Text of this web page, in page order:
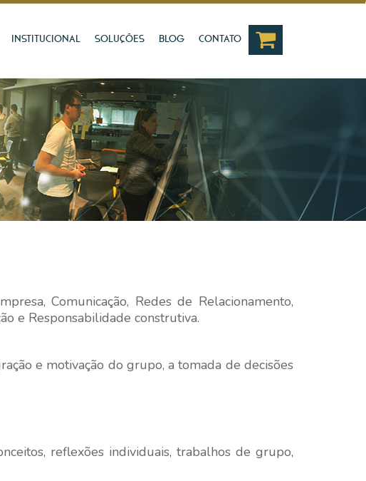
INSTITUCIONAL SOLUÇÕES BLOG CONTATO
Comunicação, Redes de Relacionamento,
e Responsabilidade construtiva.
e motivação do grupo, a tomada de decisões
reflexões individuais, trabalhos de grupo,